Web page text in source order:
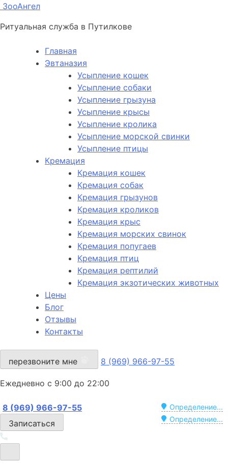
ЗооАнгел
Ритуальная служба в Путилкове
Главная
Эвтаназия
Усыпление кошек
Усыпление собаки
Усыпление грызуна
Усыпление крысы
Усыпление кролика
Усыпление морской свинки
Усыпление птицы
Кремация
Кремация кошек
Кремация собак
Кремация грызунов
Кремация кроликов
Кремация крыс
Кремация морских свинок
Кремация попугаев
Кремация птиц
Кремация рептилий
Кремация экзотических животных
Цены
Блог
Отзывы
Контакты
перезвоните мне 8 (969) 966-97-55
Ежедневно с 9:00 до 22:00
Определение...
8 (969) 966-97-55
Определение...
Записаться